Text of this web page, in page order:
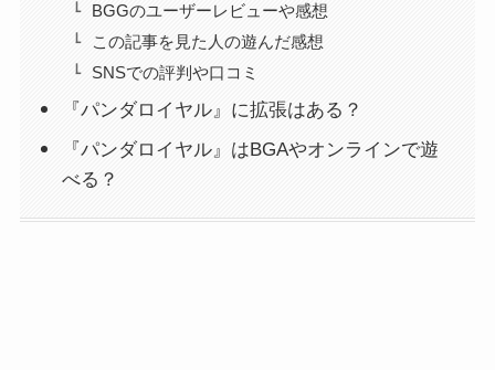
BGGのユーザーレビューや感想
この記事を見た人の遊んだ感想
SNSでの評判や口コミ
『パンダロイヤル』に拡張はある？
『パンダロイヤル』はBGAやオンラインで遊
べる？